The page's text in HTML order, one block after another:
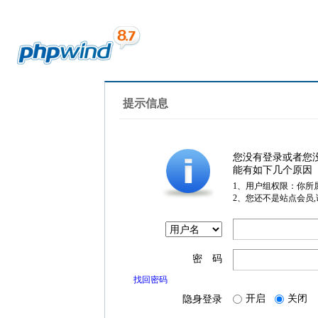
提示信息
您没有登录或者您
能有如下几个原因
1、用户组权限：你所
2、您还不是站点会员
密 码
找回密码
隐身登录 开启 关闭